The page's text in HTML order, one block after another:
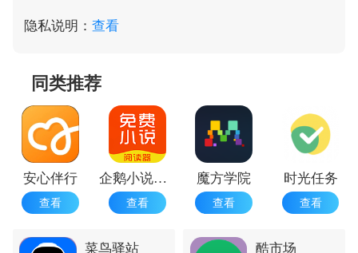
隐私说明： 查看
同类推荐
安心伴行
查看
企鹅小说阅读器
查看
魔方学院
查看
时光任务
查看
菜鸟驿站 酷市场